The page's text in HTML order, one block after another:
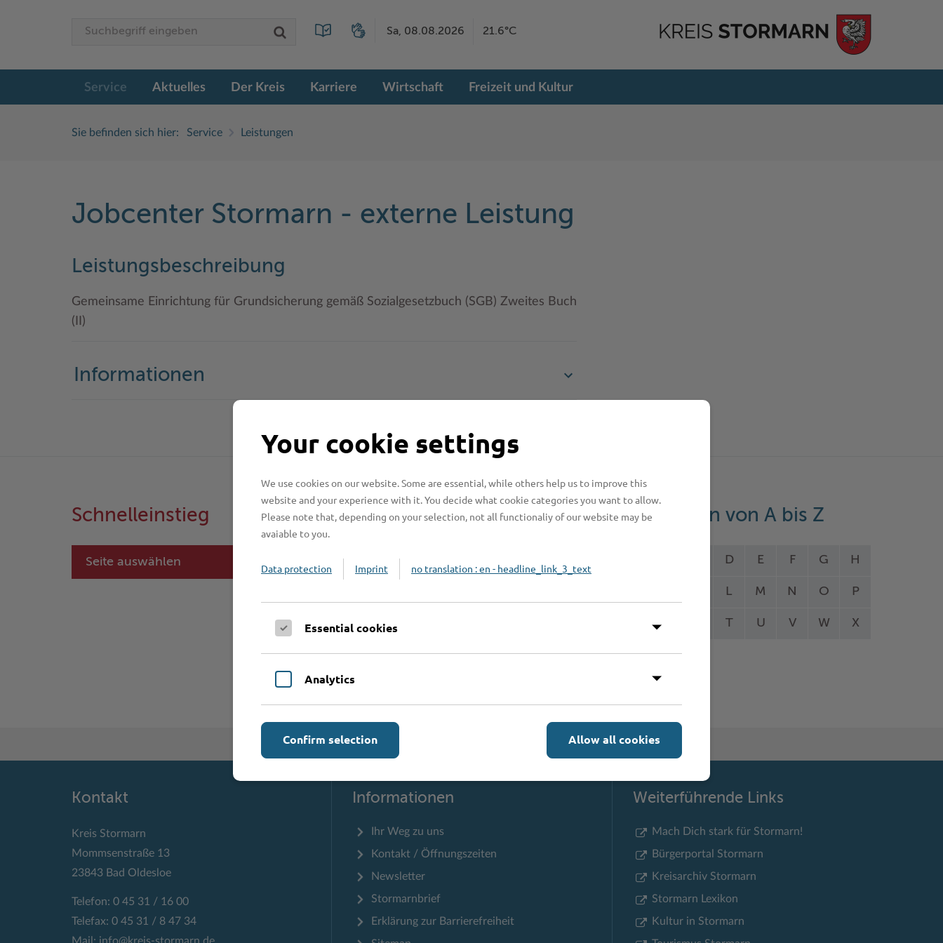
Sa, 08.08.2026 21.6°C
Service Aktuelles Der Kreis Karriere Wirtschaft Freizeit und Kultur
Sie befinden sich hier: Service Leistungen
Jobcenter Stormarn - externe Leistung
Leistungsbeschreibung
Gemeinsame Einrichtung für Grundsicherung gemäß Sozialgesetzbuch (SGB) Zweites Buch
(II)
Informationen
Schnelleinstieg
Seite auswählen
Online-Services Leistungen von A bis Z
D E F G H
L M N O P
T U V W X
Y Z
Kontakt
Kreis Stormarn
Mommsenstraße 13
23843 Bad Oldesloe
Telefon: 0 45 31 / 16 00
Telefax: 0 45 31 / 8 47 34
Mail: info@kreis-stormarn.de
Informationen
Ihr Weg zu uns
Kontakt / Öffnungszeiten
Newsletter
Stormarnbrief
Erklärung zur Barrierefreiheit
Weiterführende Links
Mach Dich stark für Stormarn!
Bürgerportal Stormarn
Kreisarchiv Stormarn
Stormarn Lexikon
Kultur in Stormarn
Your cookie settings
We use cookies on our website. Some are essential, while others help us to improve this
website and your experience with it. You decide what cookie categories you want to allow.
Please note that, depending on your selection, not all functionaliy of our website may be
avaiable to you.
Data protection Imprint no translation : en - headline_link_3_text
Essential cookies
Analytics
Allow all cookies
Confirm selection